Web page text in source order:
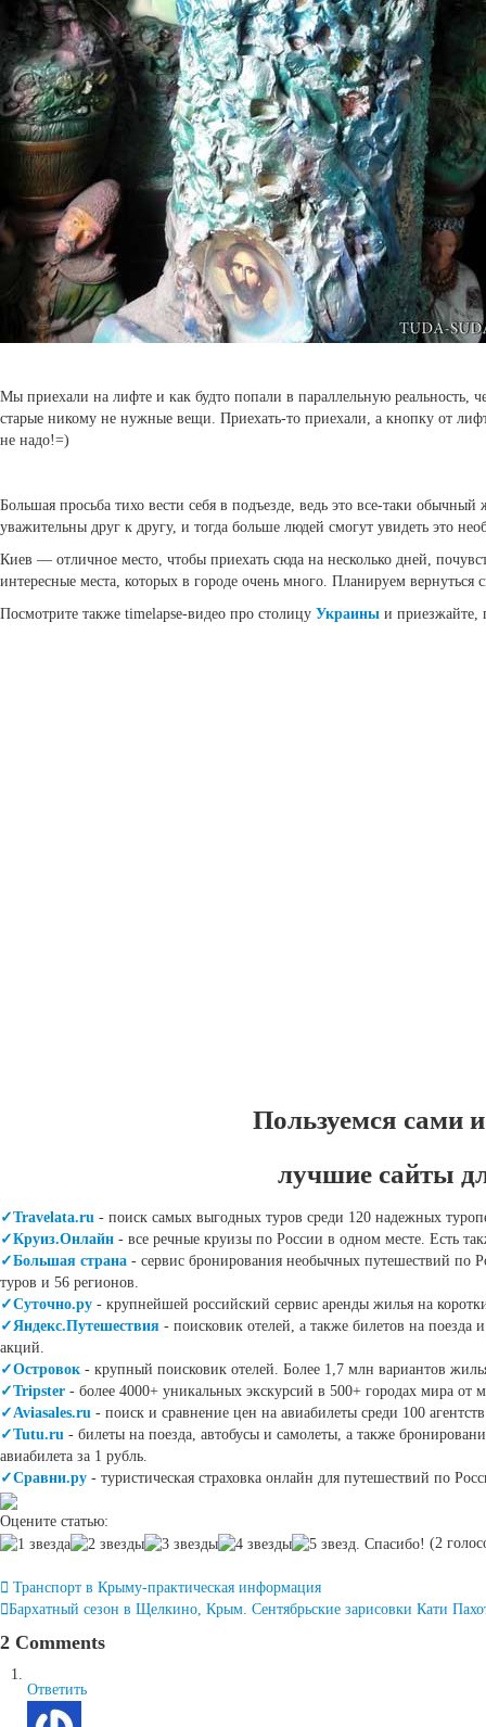
Мы приехали на лифте и как будто попали в параллельную реальность,
старые никому не нужные вещи. Приехать-то приехали, а кнопку от
не надо!=)
Большая просьба тихо вести себя в подъезде, ведь это все-таки
уважительны друг к другу, и тогда больше людей смогут увидеть это
Киев — отличное место, чтобы приехать сюда на несколько дней,
интересные места, которых в городе очень много. Планируем вернуться
Посмотрите также timelapse-видео про столицу Украины и приезжайте,
Пользуемся сами
лучшие сайты
✓Travelata.ru - поиск самых выгодных туров среди 120 надежных
✓Круиз.Онлайн - все речные круизы по России в одном месте. Есть
✓Большая страна - сервис бронирования необычных путешествий по
туров и 56 регионов.
✓Суточно.ру - крупнейшей российский сервис аренды жилья на
✓Яндекс.Путешествия - поисковик отелей, а также билетов на
акций.
✓Островок - крупный поисковик отелей. Более 1,7 млн вариантов
✓Tripster - более 4000+ уникальных экскурсий в 500+ городах мира от
✓Aviasales.ru - поиск и сравнение цен на авиабилеты среди 100
✓Tutu.ru - билеты на поезда, автобусы и самолеты, а также
авиабилета за 1 рубль.
✓Сравни.ру - туристическая страховка онлайн для путешествий по
Оцените статью:
(2
Post
navigation
Транспорт в Крыму-практическая информация
Бархатный сезон в Щелкино, Крым. Сентябрьские зарисовки Кати
2 Comments
Ответить